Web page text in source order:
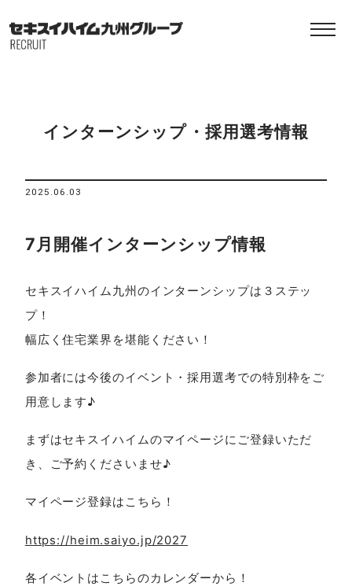
インターンシップ・採用選考情報
2025.06.03
7月開催インターンシップ情報
セキスイハイム九州のインターンシップは３ステッ
プ！
幅広く住宅業界を堪能ください！
参加者には今後のイベント・採用選考での特別枠をご
用意します♪
まずはセキスイハイムのマイページにご登録いただ
き、ご予約くださいませ♪
マイページ登録はこちら！
https://heim.saiyo.jp/2027
各イベントはこちらのカレンダーから！